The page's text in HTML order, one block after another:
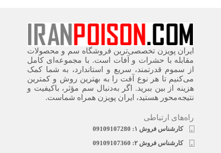
ایران پویزن تخصصی‌ترین فروشگاه سم و محصولات
مقابله با حشرات و آفات است. با مجموعه‌ای کامل
از سموم قدرتمند، سریع‌ و استاندارد، به شما کمک
می‌کنیم تا هر نوع آفت را به بهترین روش و کمترین
هزینه از بین ببرید. اگر به‌دنبال سم مؤثر، باکیفیت و
نتیجه‌محور هستید، ایران پویزن همراه شماست.
راه‌های ارتباطی
کارشناس فروش ۱: 09109107280
کارشناس فروش ۲: 09109107360